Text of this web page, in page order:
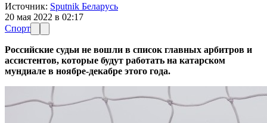
Источник: Sputnik Беларусь
20 мая 2022 в 02:17
Спорт
Российские судьи не вошли в список главных арбитров и
ассистентов, которые будут работать на катарском
мундиале в ноябре-декабре этого года.